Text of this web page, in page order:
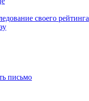
своего рейтинга
письмо